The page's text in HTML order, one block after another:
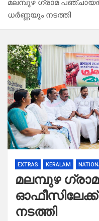
മലമ്പുഴ ഗ്രാമ
ധർണ്ണയും നടത്തി
EXTRAS KERALAM
മലമ്പുഴ
ഓഫീസിലേക്ക്
നടത്തി